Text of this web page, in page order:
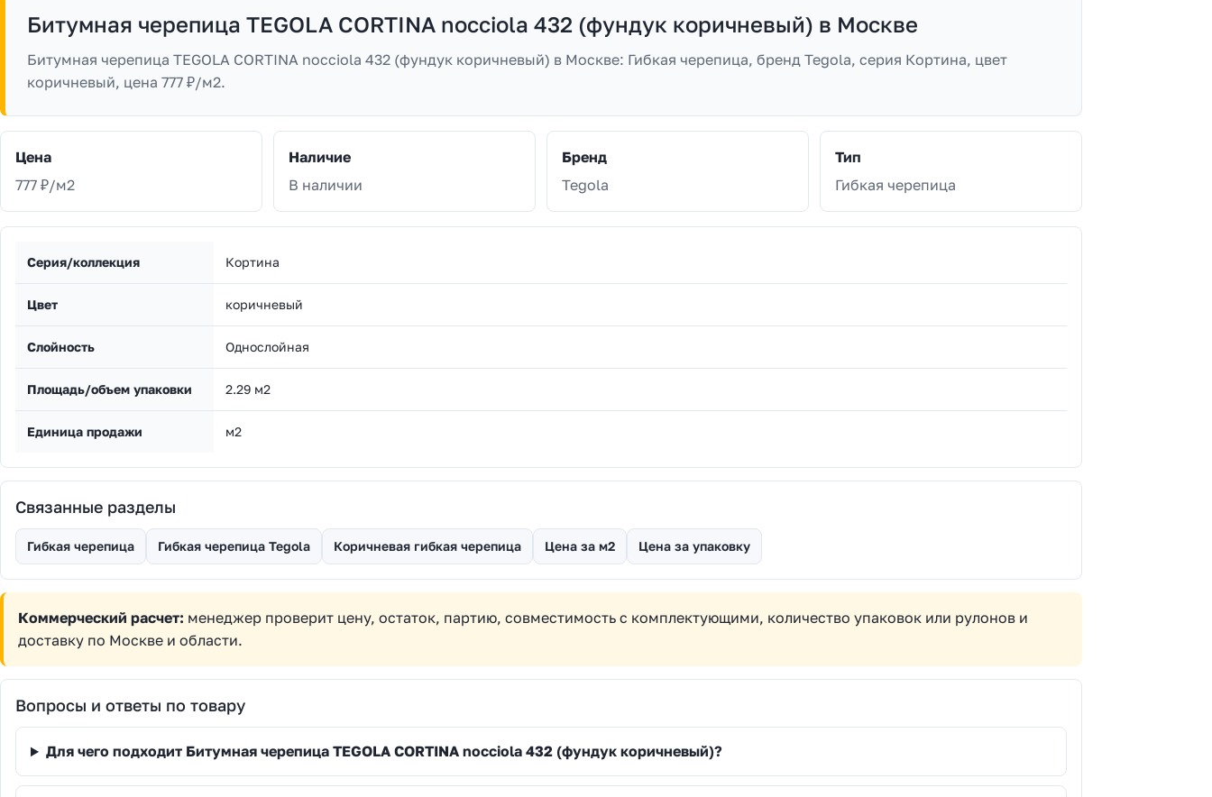
Битумная черепица TEGOLA CORTINA nocciola 432 (фундук коричневый) в Москве
Битумная черепица TEGOLA CORTINA nocciola 432 (фундук коричневый) в Москве: Гибкая черепица, бренд Tegola, серия Кортина, цвет
коричневый, цена 777 ₽/м2.
Цена
777 ₽/м2
Наличие
В наличии
Бренд
Tegola
Тип
Гибкая черепица
Серия/коллекция Кортина
Цвет коричневый
Слойность Однослойная
Площадь/объем упаковки 2.29 м2
Единица продажи м2
Связанные разделы
Гибкая черепица Гибкая черепица Tegola Коричневая гибкая черепица Цена за м2 Цена за упаковку
Коммерческий расчет: менеджер проверит цену, остаток, партию, совместимость с комплектующими, количество упаковок или рулонов и
доставку по Москве и области.
Вопросы и ответы по товару
Для чего подходит Битумная черепица TEGOLA CORTINA nocciola 432 (фундук коричневый)?